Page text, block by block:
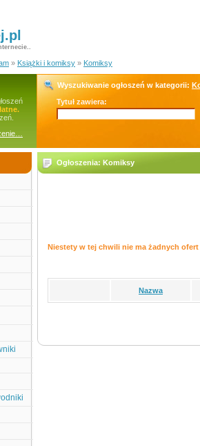
» Książki i komiksy » Komiksy
Wyszukiwanie ogłoszeń w kategorii:
Tytuł zawiera:
Ogłoszenia: Komiksy
Niestety w tej chwili nie ma żadnych
Nazwa